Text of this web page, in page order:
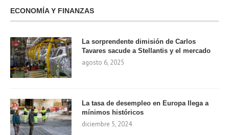
ECONOMÍA Y FINANZAS
La sorprendente dimisión de Carlos
Tavares sacude a Stellantis y el mercado
agosto 6, 2025
La tasa de desempleo en Europa llega a
mínimos históricos
diciembre 5, 2024